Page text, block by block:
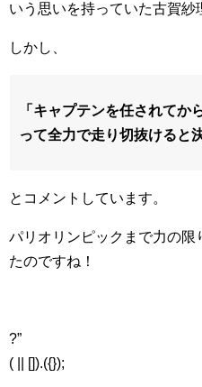
いう思いを持っていた古賀紗
しかし、
「キャプテンを任されてか
って全力で走り切抜けると
とコメントしています。
パリオリンピックまで力の限
たのですね！
?”
( || []).({});